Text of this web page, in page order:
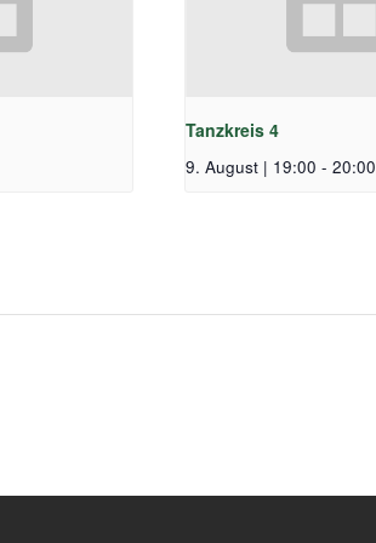
Tanzkreis 4
9. August | 19:00 - 20:00